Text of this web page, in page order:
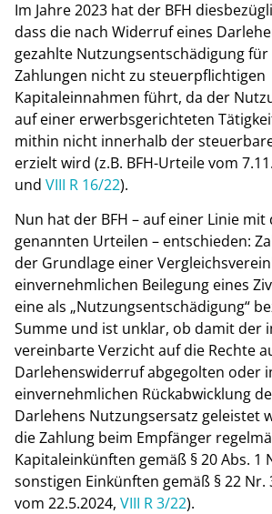
Im Jahre 2023 hat der BFH
dass die nach Widerruf eines
gezahlte Nutzungsentschädigung
Zahlungen nicht zu steuerpflichtigen
Kapitaleinnahmen führt, da der
auf einer erwerbsgerichteten
mithin nicht innerhalb der
erzielt wird (z.B. BFH-Urteile vom
und VIII R 16/22).
Nun hat der BFH – auf einer Linie mit
genannten Urteilen – entschieden:
der Grundlage einer
einvernehmlichen Beilegung eines
eine als „Nutzungsentschädigung“
Summe und ist unklar, ob damit der
vereinbarte Verzicht auf die Rechte
Darlehenswiderruf abgegolten oder
einvernehmlichen Rückabwicklung
Darlehens Nutzungsersatz geleistet
die Zahlung beim Empfänger
Kapitaleinkünften gemäß § 20 Abs. 1
sonstigen Einkünften gemäß § 22 Nr.
vom 22.5.2024, VIII R 3/22).